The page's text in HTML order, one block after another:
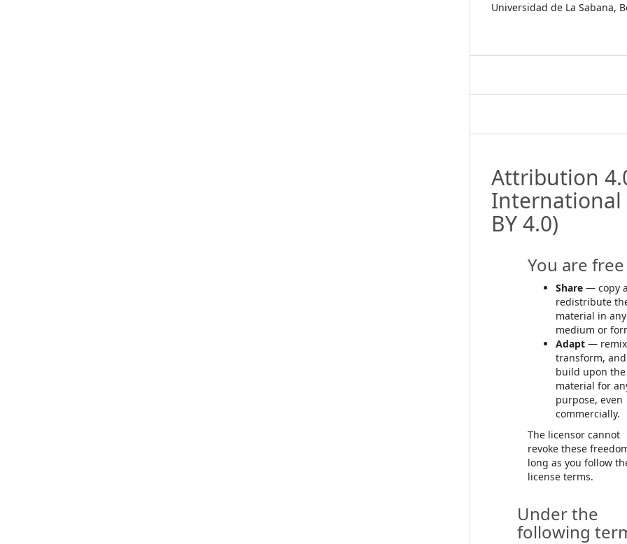
Universidad de La Sabana,
Attribution
International
BY 4.0)
You are
Share — copy
redistribute
material in any
medium or
Adapt —
transform, and
build upon the
material for
purpose, even
commercially.
The licensor cannot
revoke these
long as you follow
license terms.
Under the
following